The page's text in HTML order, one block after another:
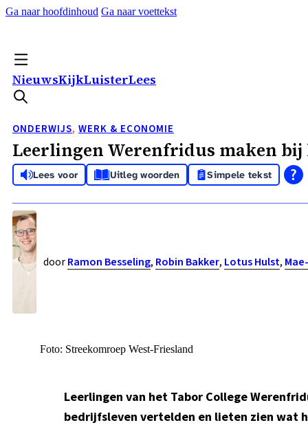
Ga naar hoofdinhoud Ga naar voettekst
NieuwsKijkLuisterLees
ONDERWIJS, WERK & ECONOMIE
Leerlingen Werenfridus maken
Lees voor Uitleg woorden Simpele tekst
doorRamon Besseling, Robin Bakker, Lotus Hulst,
Foto: Streekomroep West-Friesland
Leerlingen van het Tabor College
bedrijfsleven vertelden en lieten zien wat